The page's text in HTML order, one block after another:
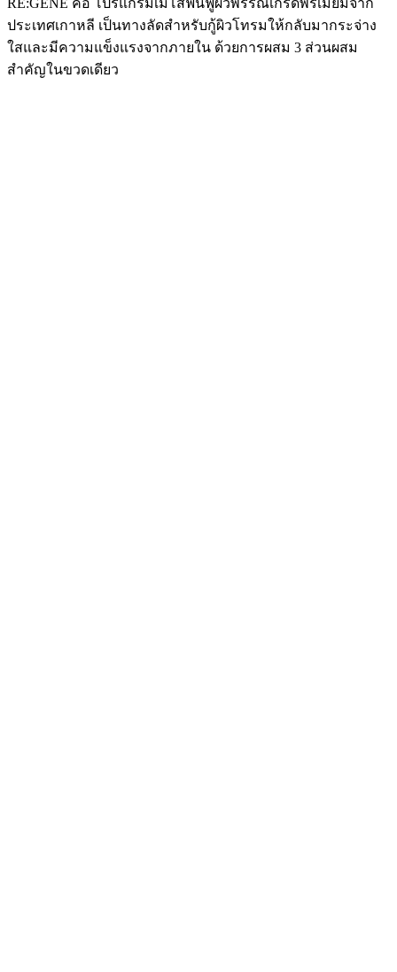
ประเทศเกาหลี เป็นทางลัดสำหรับกู้ผิวโทรมให้กลับมากระจ่าง
ใสและมีความแข็งแรงจากภายใน ด้วยการผสม 3 ส่วนผสม
สำคัญในขวดเดียว